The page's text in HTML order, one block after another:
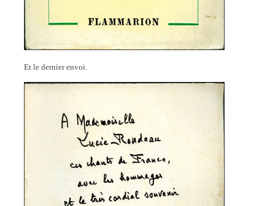
Et le dernier envoi.